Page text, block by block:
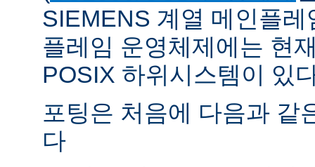
SIEMENS 계열 메인플
플레임 운영체제에는 현
POSIX 하위시스템이 있
포팅은 처음에 다음과 같
다